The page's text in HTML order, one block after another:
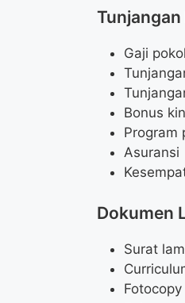
Gaji
Bonus
Program
Asuransi
Dokumen
Surat